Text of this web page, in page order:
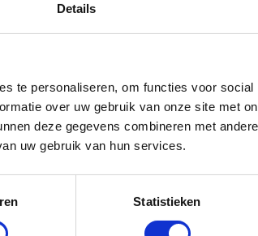
Details
te personaliseren, om functies voor social
over uw gebruik van onze site met
deze gegevens combineren met
uw gebruik van hun services.
Statistieken
de diverse betrokkenen